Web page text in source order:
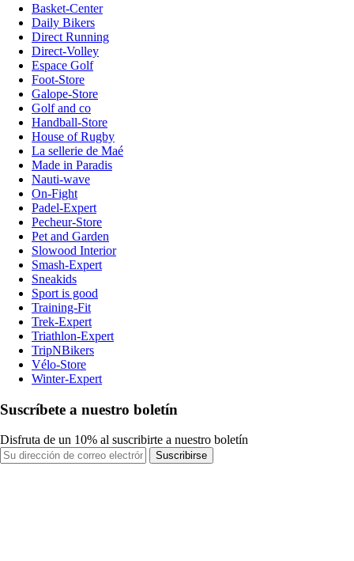
Basket-Center
Daily Bikers
Direct Running
Direct-Volley
Espace Golf
Foot-Store
Galope-Store
Golf and co
Handball-Store
House of Rugby
La sellerie de Maé
Made in Paradis
Nauti-wave
On-Fight
Padel-Expert
Pecheur-Store
Pet and Garden
Slowood Interior
Smash-Expert
Sneakids
Sport is good
Training-Fit
Trek-Expert
Triathlon-Expert
TripNBikers
Vélo-Store
Winter-Expert
Suscríbete a nuestro boletín
Disfruta de un 10% al suscribirte a nuestro boletín
Suscribirse